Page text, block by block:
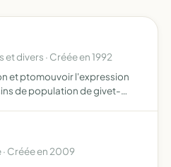
divers · Créée en 1992
et ptomouvoir l'expression
de population de givet-
· Créée en 2009